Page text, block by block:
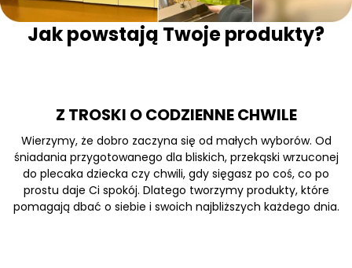
Jak powstają Twoje produkty?
Z TROSKI O CODZIENNE CHWILE
Wierzymy, że dobro zaczyna się od małych wyborów. Od
śniadania przygotowanego dla bliskich, przekąski wrzuconej
do plecaka dziecka czy chwili, gdy sięgasz po coś, co po
prostu daje Ci spokój. Dlatego tworzymy produkty, które
pomagają dbać o siebie i swoich najbliższych każdego dnia.